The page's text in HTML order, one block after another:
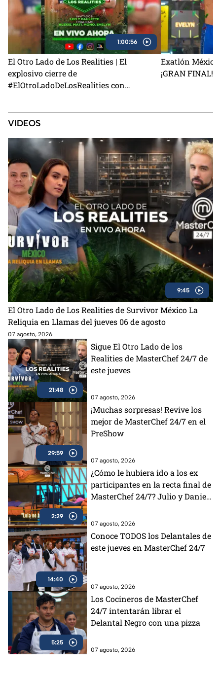
1:00:56
El Otro Lado de Los Realities | El
explosivo cierre de
#ElOtroLadoDeLosRealities con
Exatlón México
¡GRAN FINAL!
VIDEOS
9:45
El Otro Lado de Los Realities de Survivor México La
Reliquia en Llamas del jueves 06 de agosto
07 agosto, 2026
21:48
Sigue El Otro Lado de los
Realities de MasterChef 24/7 de
este jueves
07 agosto, 2026
29:59
¡Muchas sorpresas! Revive los
mejor de MasterChef 24/7 en el
PreShow
07 agosto, 2026
2:29
¿Cómo le hubiera ido a los ex
participantes en la recta final de
MasterChef 24/7? Julio y Daniela
07 agosto, 2026
14:40
Conoce TODOS los Delantales de
este jueves en MasterChef 24/7
07 agosto, 2026
5:25
Los Cocineros de MasterChef
24/7 intentarán librar el
Delantal Negro con una pizza
07 agosto, 2026